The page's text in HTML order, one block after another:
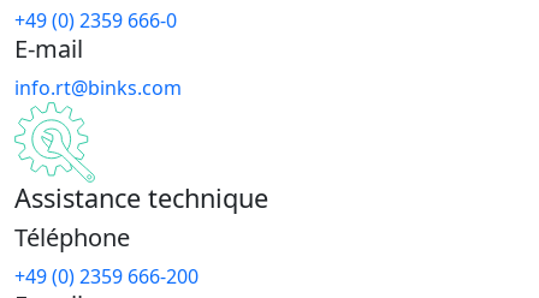
+49 (0) 2359 666-0
E-mail
info.rt@binks.com
Assistance technique
Téléphone
+49 (0) 2359 666-200